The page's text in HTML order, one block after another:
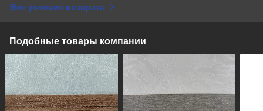
Все условия возврата
Подобные товары компании